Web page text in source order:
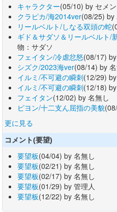
キャラクター(05/10) by セメン
クラピカ/海2014ver(08/25) by
リールベルト/しなる双頭の蛇
ギド＆サダソ＆リールベルト/
物：サダソ
フェイタン/冷虐忿怒(08/17)
シズク/2023海ver(08/14) by
イルミ/不可避の瞬刺(12/29)
イルミ/不可避の瞬刺(12/18)
フェイタン(12/02) by 名無し
ピヨン/十二支ん屈指の美貌
更に見る
コメント(要望)
要望板(04/04) by 名無し
要望板(02/21) by 名無し
要望板(02/17) by 名無し
要望板(01/29) by 管理人
要望板(12/22) by 名無し